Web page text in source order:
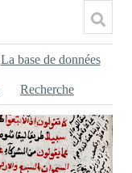
La base de données
Recherche